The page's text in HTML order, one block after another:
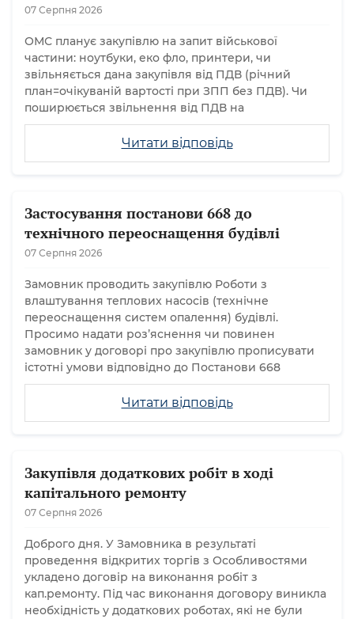
07 Серпня 2026
Читати відповідь
ОМС планує закупівлю на запит військової
частини: ноутбуки, еко фло, принтери, чи
звільняється дана закупівля від ПДВ (річний
план=очікуваній вартості при ЗПП без ПДВ). Чи
поширюється звільнення від ПДВ на
Застосування постанови 668 до
технічного переоснащення будівлі
07 Серпня 2026
Читати відповідь
Замовник проводить закупівлю Роботи з
влаштування теплових насосів (технічне
переоснащення систем опалення) будівлі.
Просимо надати розʼяснення чи повинен
замовник у договорі про закупівлю прописувати
істотні умови відповідно до Постанови 668
Закупівля додаткових робіт в ході
капітального ремонту
07 Серпня 2026
Доброго дня. У Замовника в результаті
проведення відкритих торгів з Особливостями
укладено договір на виконання робіт з
кап.ремонту. Під час виконання договору виникла
необхідність у додаткових роботах, які не були